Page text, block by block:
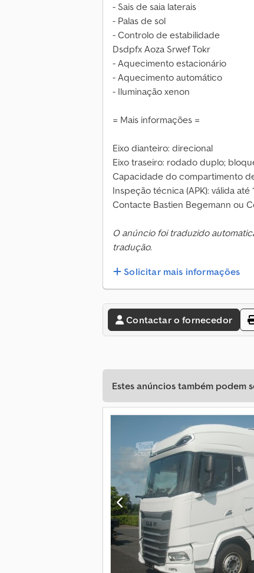
- Sais de saia laterais
- Palas de sol
- Controlo de estabilidade
Dsdpfx Aoza Srwef Tokr
- Aquecimento estacionário
- Aquecimento automático
- Iluminação xenon
= Mais informações =
Eixo dianteiro: direcional
Eixo traseiro: rodado duplo;
Capacidade do compartimento
Inspeção técnica (APK): válida até
Contacte Bastien Begemann ou
O anúncio foi traduzido
tradução.
Solicitar mais informações
Contactar o fornecedor
Estes anúncios também podem